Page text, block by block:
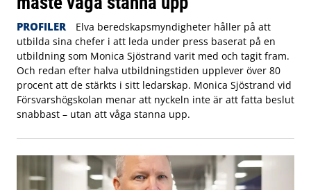
PROFILER
Elva beredskapsmyndigheter håller på att
utbilda sina chefer i att leda under press baserat på en
utbildning som Monica Sjöstrand varit med och tagit fram.
Och redan efter halva utbildningstiden upplever över 80
procent att de stärkts i sitt ledarskap. Monica Sjöstrand vid
Försvarshögskolan menar att nyckeln inte är att fatta beslut
snabbast – utan att våga stanna upp.